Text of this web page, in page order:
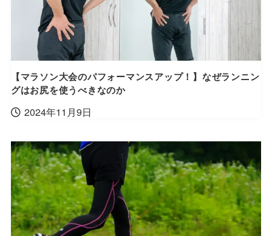
【マラソン大会のパフォーマンスアップ！】なぜランニン
グはお尻を使うべきなのか
2024年11月9日